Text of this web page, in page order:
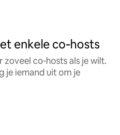
enkele co‑hosts
co‑hosts als je wilt.
je iemand uit om je